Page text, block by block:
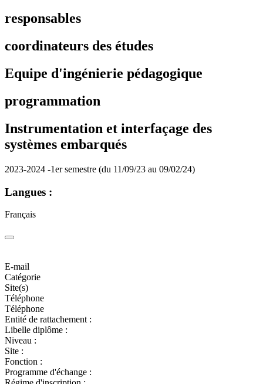
responsables
coordinateurs des études
Equipe d'ingénierie pédagogique
programmation
Instrumentation et interfaçage des
systèmes embarqués
2023-2024 -1er semestre (du 11/09/23 au 09/02/24)
Langues :
Français
E-mail
Catégorie
Site(s)
Téléphone
Téléphone
Entité de rattachement :
Libelle diplôme :
Niveau :
Site :
Fonction :
Programme d'échange :